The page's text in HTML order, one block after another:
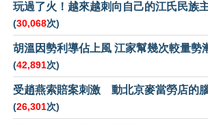
玩過了火！越來越刺向自己的江氏民族
(30,068次)
胡溫因勢利導佔上風 江家幫幾次較量勢
(42,891次)
受趙燕索賠案刺激 動北京麥當勞店的
(26,301次)